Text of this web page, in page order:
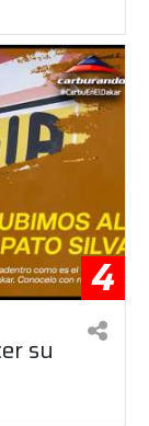
4
su